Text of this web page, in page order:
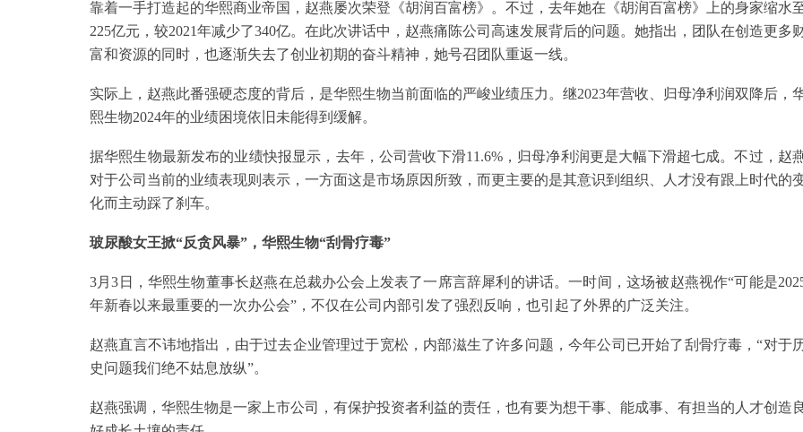
靠着一手打造起的华熙商业帝国，赵燕屡次荣登《胡润百富榜》。不过，去年她在《胡润百富榜》上的身家缩水
225亿元，较2021年减少了340亿。在此次讲话中，赵燕痛陈公司高速发展背后的问题。她指出，团队在创造更多
富和资源的同时，也逐渐失去了创业初期的奋斗精神，她号召团队重返一线。
实际上，赵燕此番强硬态度的背后，是华熙生物当前面临的严峻业绩压力。继2023年营收、归母净利润双降后，
熙生物2024年的业绩困境依旧未能得到缓解。
据华熙生物最新发布的业绩快报显示，去年，公司营收下滑11.6%，归母净利润更是大幅下滑超七成。不过，赵
对于公司当前的业绩表现则表示，一方面这是市场原因所致，而更主要的是其意识到组织、人才没有跟上时代的
化而主动踩了刹车。
玻尿酸女王掀“反贪风暴”，华熙生物“刮骨疗毒”
3月3日，华熙生物董事长赵燕在总裁办公会上发表了一席言辞犀利的讲话。一时间，这场被赵燕视作“可能是
年新春以来最重要的一次办公会”，不仅在公司内部引发了强烈反响，也引起了外界的广泛关注。
赵燕直言不讳地指出，由于过去企业管理过于宽松，内部滋生了许多问题，今年公司已开始了刮骨疗毒，“对于
史问题我们绝不姑息放纵”。
赵燕强调，华熙生物是一家上市公司，有保护投资者利益的责任，也有要为想干事、能成事、有担当的人才创造良